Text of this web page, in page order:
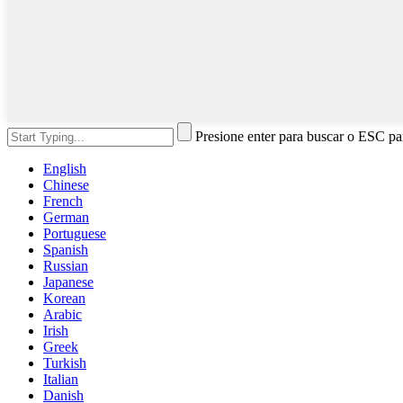
Presione enter para buscar o ESC
English
Chinese
French
German
Portuguese
Spanish
Russian
Japanese
Korean
Arabic
Irish
Greek
Turkish
Italian
Danish